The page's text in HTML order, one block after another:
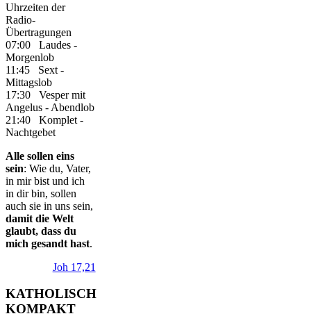
Uhrzeiten der
Radio-
Übertragungen
07:00 Laudes -
Morgenlob
11:45 Sext -
Mittagslob
17:30 Vesper mit
Angelus - Abendlob
21:40 Komplet -
Nachtgebet
Alle sollen eins
sein: Wie du, Vater,
in mir bist und ich
in dir bin, sollen
auch sie in uns sein,
damit die Welt
glaubt, dass du
mich gesandt hast.
Joh 17,21
KATHOLISCH
KOMPAKT